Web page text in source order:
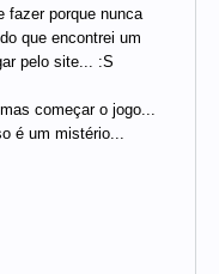
fazer porque nunca
que encontrei um
pelo site... :S
começar o jogo...
é um mistério...